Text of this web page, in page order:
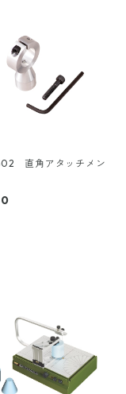
直角アタッチメン